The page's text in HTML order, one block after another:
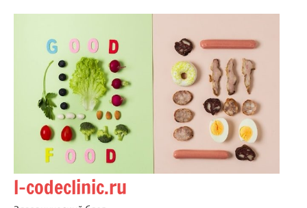
содержимому
l-codeclinic.ru